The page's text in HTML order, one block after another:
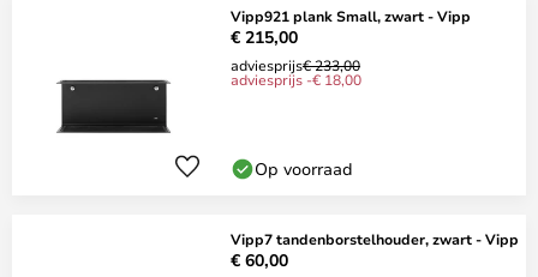
Vipp921 plank Small, zwart - Vipp
€ 215,00
adviesprijs€ 233,00
adviesprijs -€ 18,00
Op voorraad
Vipp7 tandenborstelhouder, zwart - Vipp
€ 60,00